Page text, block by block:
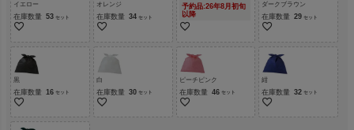
イエロー
在庫数量 53
オレンジ
在庫数量 34
予約品:26年8月初旬
以降
ダークブラウン
在庫数量 29
黒
在庫数量 16
白
在庫数量 30
ピーチピンク
在庫数量 46
紺
在庫数量 32